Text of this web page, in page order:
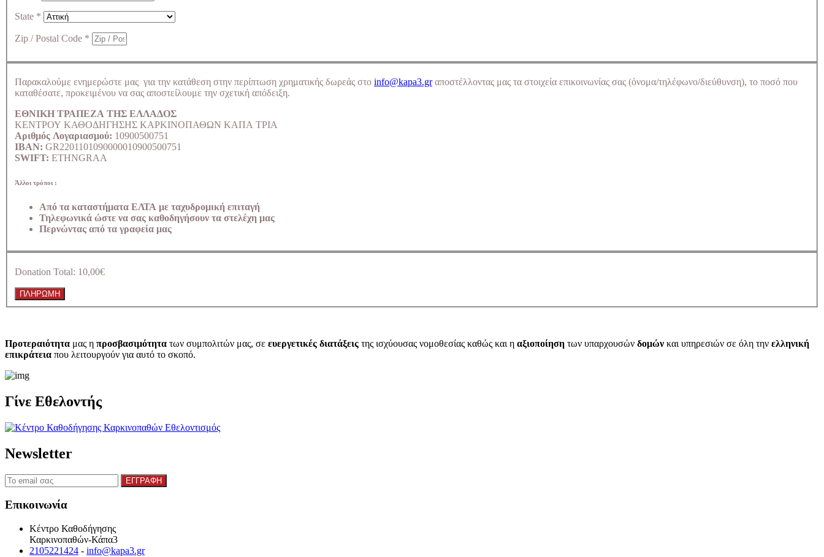
State *
Zip / Postal Code *
Παρακαλούμε ενημερώστε μας για την κατάθεση στην περίπτωση χρηματικής δωρεάς στο info@kapa3.grαποστέλλοντας μας τα στοιχεία επικοινωνίας σας (όνομα/τηλέφωνο/διεύθυνση), το ποσό που
καταθέσατε, προκειμένου να σας αποστείλουμε την σχετική απόδειξη.
ΕΘΝΙΚΗ ΤΡΑΠΕΖΑ ΤΗΣ ΕΛΛΑΔΟΣ
ΚΕΝΤΡΟΥ ΚΑΘΟΔΗΓΗΣΗΣ ΚΑΡΚΙΝΟΠΑΘΩΝ ΚΑΠΑ ΤΡΙΑ
Αριθμός Λογαριασμού: 10900500751
IBAN: GR2201101090000010900500751
SWIFT: ETHNGRAA
Άλλοι τρόποι :
Από τα καταστήματα ΕΛΤΑ με ταχυδρομική επιταγή
Τηλεφωνικά ώστε να σας καθοδηγήσουν τα στελέχη μας
Περνώντας από τα γραφεία μας
Donation Total: 10,00€
Προτεραιότητα μας η προσβασιμότητα των συμπολιτών μας, σε ευεργετικές διατάξεις της ισχύουσας νομοθεσίας καθώς και η αξιοποίηση των υπαρχουσών δομών και υπηρεσιών σε όλη την ελληνική
επικράτεια που λειτουργούν για αυτό το σκοπό.​
Γίνε Εθελοντής
Newsletter
Επικοινωνία
Κέντρο Καθοδήγησης
Καρκινοπαθών-Κάπα3
2105221424 - info@kapa3.gr